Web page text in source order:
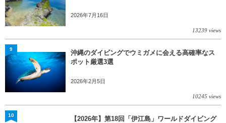
2026年7月16日
13239 views
沖縄のダイビングでウミガメに会える高確率なス
ポット厳選3選
2026年2月5日
10245 views
9
【2026年】第18回「伊江島」ワールドダイビング
10